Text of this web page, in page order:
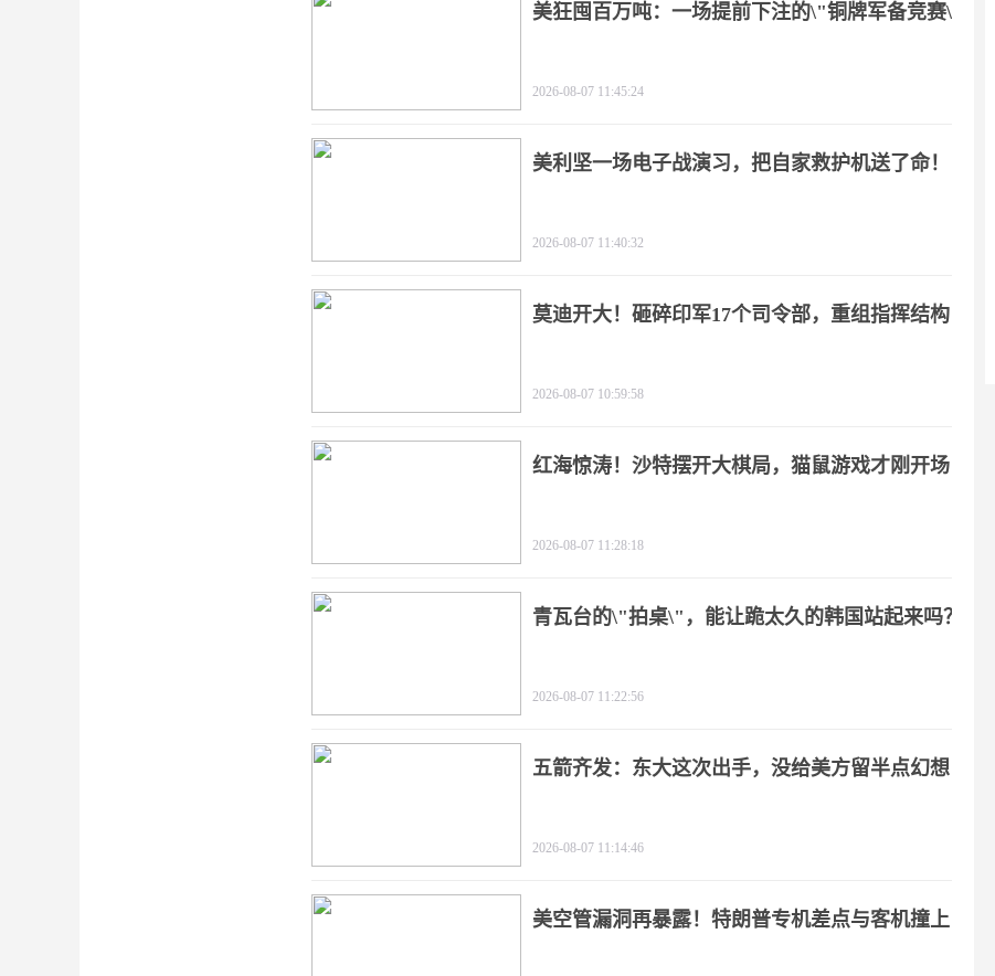
美狂囤百万吨：一场提前下注的\"铜牌军备竞赛\"
2026-08-07 11:45:24
美利坚一场电子战演习，把自家救护机送了命！
2026-08-07 11:40:32
莫迪开大！砸碎印军17个司令部，重组指挥结构
2026-08-07 10:59:58
红海惊涛！沙特摆开大棋局，猫鼠游戏才刚开场
2026-08-07 11:28:18
青瓦台的\"拍桌\"，能让跪太久的韩国站起来吗？
2026-08-07 11:22:56
五箭齐发：东大这次出手，没给美方留半点幻想
2026-08-07 11:14:46
美空管漏洞再暴露！特朗普专机差点与客机撞上